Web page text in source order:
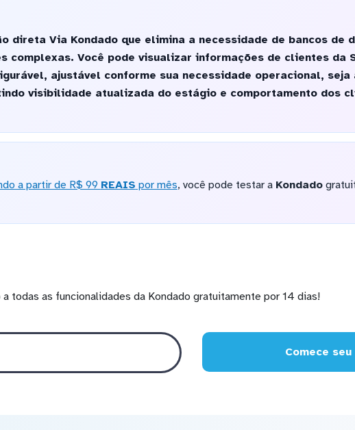
direta Via Kondado que elimina a necessidade de bancos de
complexas. Você pode visualizar informações de clientes da
ajustável conforme sua necessidade operacional, seja
visibilidade atualizada do estágio e comportamento dos
a partir de R$ 99 REAIS por mês, você pode testar a Kondado
a todas as funcionalidades da Kondado gratuitamente por 14 dias!
Comece